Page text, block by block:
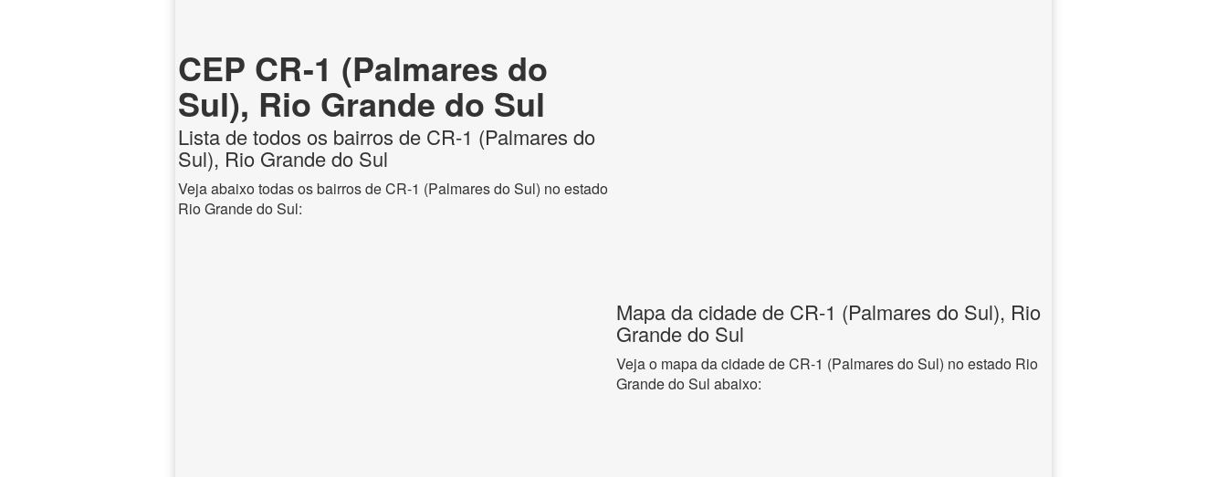
CEP CR-1 (Palmares do
Sul), Rio Grande do Sul
Lista de todos os bairros de CR-1 (Palmares do
Sul), Rio Grande do Sul
Veja abaixo todas os bairros de CR-1 (Palmares do Sul) no estado
Rio Grande do Sul:
Mapa da cidade de CR-1 (Palmares do Sul), Rio
Grande do Sul
Veja o mapa da cidade de CR-1 (Palmares do Sul) no estado Rio
Grande do Sul abaixo: